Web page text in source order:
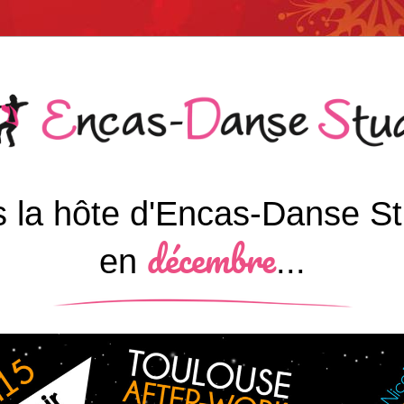
la hôte d'Encas-Danse
en décembre...